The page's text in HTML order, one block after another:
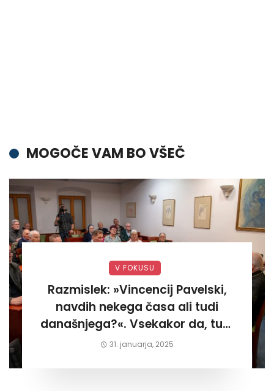
MOGOČE VAM BO VŠEČ
V FOKUSU
Razmislek: »Vincencij Pavelski,
navdih nekega časa ali tudi
današnjega?«. Vsekakor da, tudi
današnjega«
31. januarja, 2025